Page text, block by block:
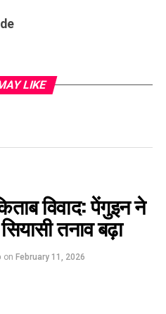
LIKE
विवाद: पेंगुइन ने
तनाव बढ़ा
on February 11, 2026